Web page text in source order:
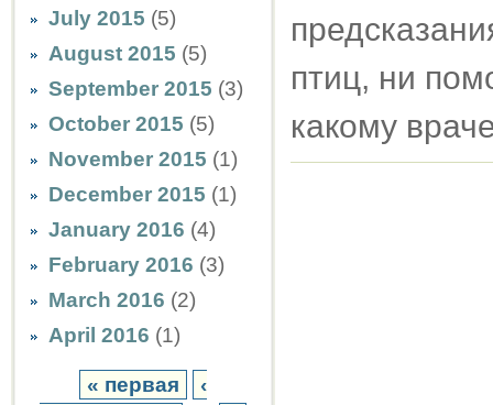
July 2015 (5)
August 2015 (5)
September 2015 (3)
October 2015 (5)
November 2015 (1)
December 2015 (1)
January 2016 (4)
February 2016 (3)
March 2016 (2)
April 2016 (1)
« первая
‹
птиц, ни
какому